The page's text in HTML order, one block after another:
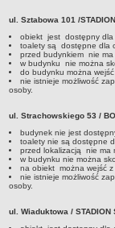
ul. Sztabowa 101 /
obiekt jest dostępny dla
toalety są dostępne dla
przed budynkiem nie ma
w budynku nie można
do budynku można
nie istnieje możliwość
osoby.
ul. Strachowskiego 53 /
budynek nie jest
toalety nie są dostępne
przed lokalizacją nie ma
w budynku nie można
na obiekt można wejść z
nie istnieje możliwość
osoby.
ul. Wiaduktowa / STADION